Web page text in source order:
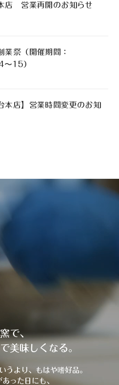
店 営業再開のお知らせ
業祭（開催期間：
15）
本店】営業時間変更のお知
で、
美味しくなる。
うより、もはや嗜好品。
った日にも、